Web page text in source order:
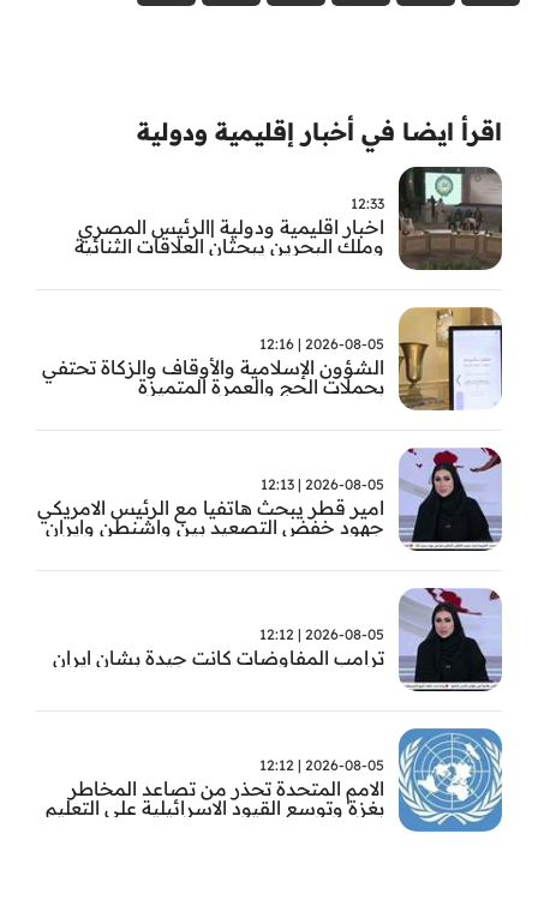
اقرأ ايضا في أخبار إقليمية ودولية
12:33
اخبار اقليمية ودولية |الرئيس المصري
وملك البحرين يبحثان العلاقات الثنائية
2026-08-05 | 12:16
الشؤون الإسلامية والأوقاف والزكاة تحتفي
بحملات الحج والعمرة المتميزة
2026-08-05 | 12:13
امير قطر يبحث هاتفيا مع الرئيس الامريكي
جهود خفض التصعيد بين واشنطن وايران
2026-08-05 | 12:12
ترامب المفاوضات كانت جيدة بشان ايران
2026-08-05 | 12:12
الامم المتحدة تحذر من تصاعد المخاطر
بغزة وتوسع القيود الاسرائيلية على التعليم